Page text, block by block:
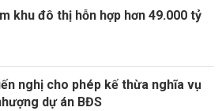
khu đô thị hỗn hợp hơn 49.000 tỷ
nghị cho phép kế thừa nghĩa vụ
dự án BĐS